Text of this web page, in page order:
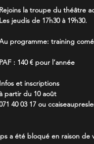
Rejoins la troupe du théâtre
Les jeudis de 17h30 à 19h30.
programme: training
PAF : 140 € pour l’année
Infos et inscriptions
partir du 10 août
40 03 17 ou
a été bloqué en raison de